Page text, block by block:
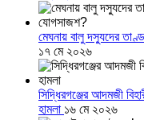
মেঘনায় বালু দস্যুদের
১৭ মে ২০২৬
সিদ্ধিরগঞ্জের আদমজী
হামলা ১৬ মে ২০২৬